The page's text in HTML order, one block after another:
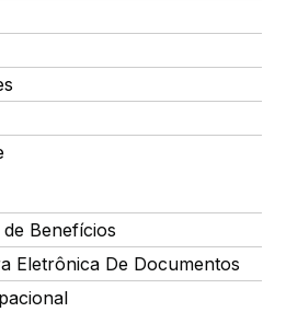
Benefícios
Eletrônica De Documentos